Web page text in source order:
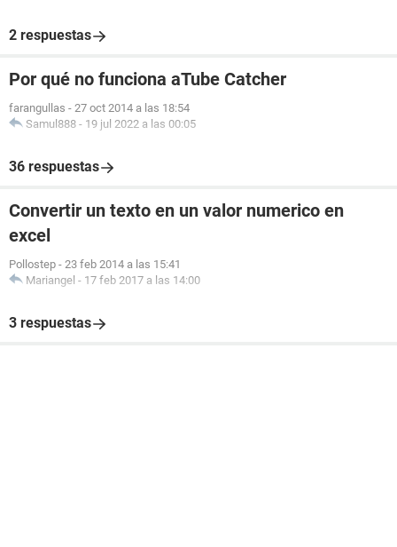
2 respuestas
Por qué no funciona aTube Catcher
farangullas - 27 oct 2014 a las 18:54
Samul888 - 19 jul 2022 a las 00:05
36 respuestas
Convertir un texto en un valor numerico en
excel
Pollostep - 23 feb 2014 a las 15:41
Mariangel - 17 feb 2017 a las 14:00
3 respuestas